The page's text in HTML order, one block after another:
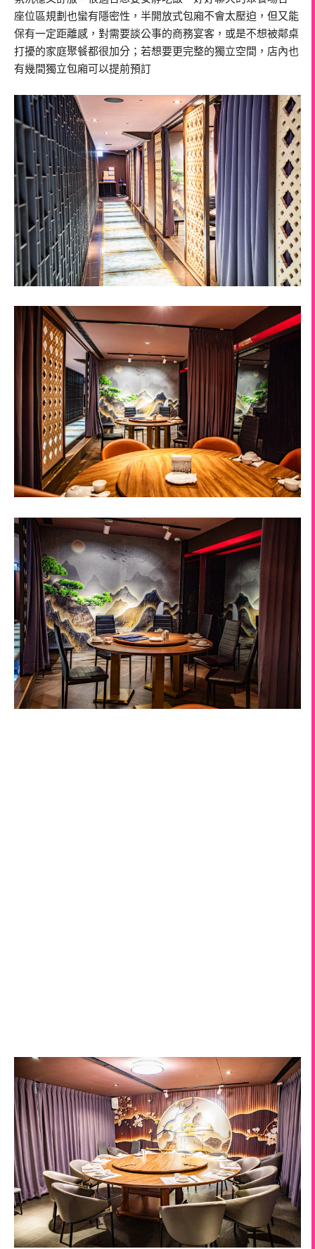
座位區規劃也蠻有隱密性，半開放式包廂不會太壓迫，但又能
保有一定距離感，對需要談公事的商務宴客，或是不想被鄰桌
打擾的家庭聚餐都很加分；若想要更完整的獨立空間，店內也
有幾間獨立包廂可以提前預訂